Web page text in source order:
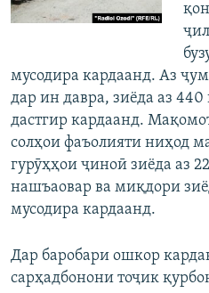
мусодира кардаанд. Аз
дар ин давра, зиёда аз
дастгир кардаанд.
солҳои фаъолияти ниҳод
гурӯҳҳои ҷиноӣ зиёда аз
нашъаовар ва миқдори
мусодира кардаанд.
Дар баробари ошкор
сарҳадбонони тоҷик